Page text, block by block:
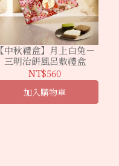
【中秋禮盒】月上白兔－
三明治餅風呂敷禮盒
NT$560
加入購物車